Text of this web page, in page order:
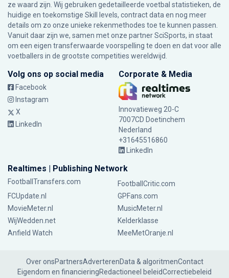
ze waard zijn. Wij gebruiken gedetailleerde voetbal statistieken, de
huidige en toekomstige Skill levels, contract data en nog meer
details om zo onze unieke rekenmethodes toe te kunnen passen.
Vanuit daar zijn we, samen met onze partner SciSports, in staat
om een eigen transferwaarde voorspelling te doen en dat voor alle
voetballers in de grootste competities wereldwijd.
Volg ons op social media
Facebook
Instagram
X
LinkedIn
Corporate & Media
Innovatieweg 20-C
7007CD Doetinchem
Nederland
+31645516860
LinkedIn
Realtimes | Publishing Network
FootballTransfers.com
FootballCritic.com
FCUpdate.nl
GPFans.com
MovieMeter.nl
MusicMeter.nl
WijWedden.net
Kelderklasse
Anfield Watch
MeeMetOranje.nl
Over onsPartnersAdverterenData & algoritmenContact
Eigendom en financieringRedactioneel beleidCorrectiebeleid